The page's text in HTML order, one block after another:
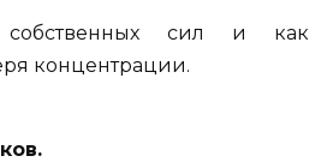
собственных сил и как
концентрации.